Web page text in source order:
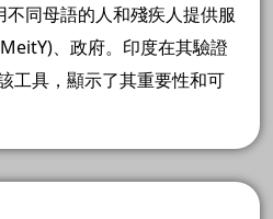
同母語的人和殘疾人提供服
、政府。印度在其驗證
工具，顯示了其重要性和可